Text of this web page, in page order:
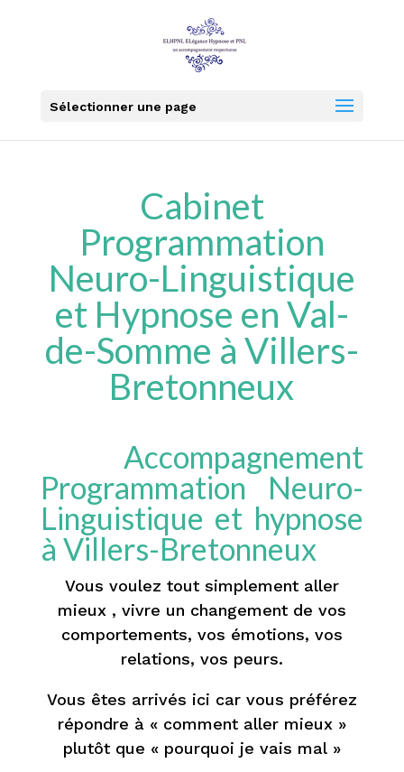
Sélectionner une page
Cabinet
Programmation
Neuro-Linguistique
et Hypnose en Val-
de-Somme à Villers-
Bretonneux
Accompagnement
Programmation Neuro-
Linguistique et hypnose
à Villers-Bretonneux
Vous voulez tout simplement aller
mieux , vivre un changement de vos
comportements, vos émotions, vos
relations, vos peurs.
Vous êtes arrivés ici car vous préférez
répondre à « comment aller mieux »
plutôt que « pourquoi je vais mal »